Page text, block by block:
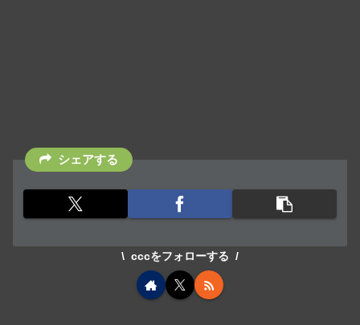
シェアする
cccをフォローする